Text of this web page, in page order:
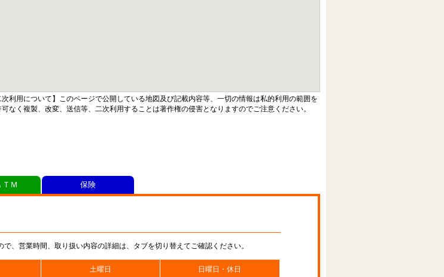
次利用について】このページで公開している地図及び記載内容等、一切の情報は私的利用の範囲を
なく複製、改変、送信等、二次利用することは著作権の侵害となりますのでご注意ください。
、営業時間、取り扱い内容の詳細は、タブを切り替えてご確認ください。
土曜日 日曜日・休日
ＴＭ 保険